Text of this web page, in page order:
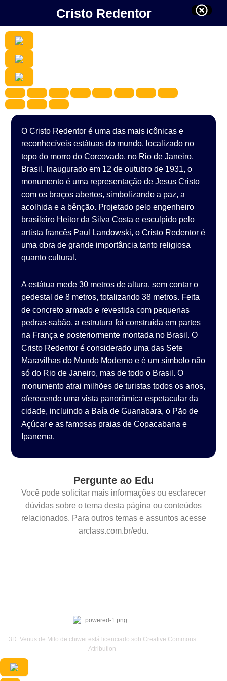
Cristo Redentor
O Cristo Redentor é uma das mais icônicas e
reconhecíveis estátuas do mundo, localizado no
topo do morro do Corcovado, no Rio de Janeiro,
Brasil. Inaugurado em 12 de outubro de 1931, o
monumento é uma representação de Jesus Cristo
com os braços abertos, simbolizando a paz, a
acolhida e a bênção. Projetado pelo engenheiro
brasileiro Heitor da Silva Costa e esculpido pelo
artista francês Paul Landowski, o Cristo Redentor é
uma obra de grande importância tanto religiosa
quanto cultural.
A estátua mede 30 metros de altura, sem contar o
pedestal de 8 metros, totalizando 38 metros. Feita
de concreto armado e revestida com pequenas
pedras-sabão, a estrutura foi construída em partes
na França e posteriormente montada no Brasil. O
Cristo Redentor é considerado uma das Sete
Maravilhas do Mundo Moderno e é um símbolo não
só do Rio de Janeiro, mas de todo o Brasil. O
monumento atrai milhões de turistas todos os anos,
oferecendo uma vista panorâmica espetacular da
cidade, incluindo a Baía de Guanabara, o Pão de
Açúcar e as famosas praias de Copacabana e
Ipanema.
Pergunte ao Edu
Você pode solicitar mais informações ou esclarecer
dúvidas sobre o tema desta página ou conteúdos
relacionados. Para outros temas e assuntos acesse
arclass.com.br/edu.
3D: Venus de Milo de chiwei está licenciado sob Creative Commons
Attribution